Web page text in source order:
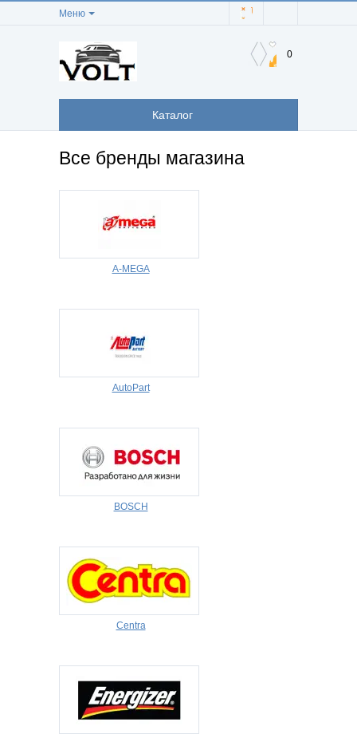
Меню
0
Каталог
Все бренды магазина
A-MEGA
AutoPart
BOSCH
Centra